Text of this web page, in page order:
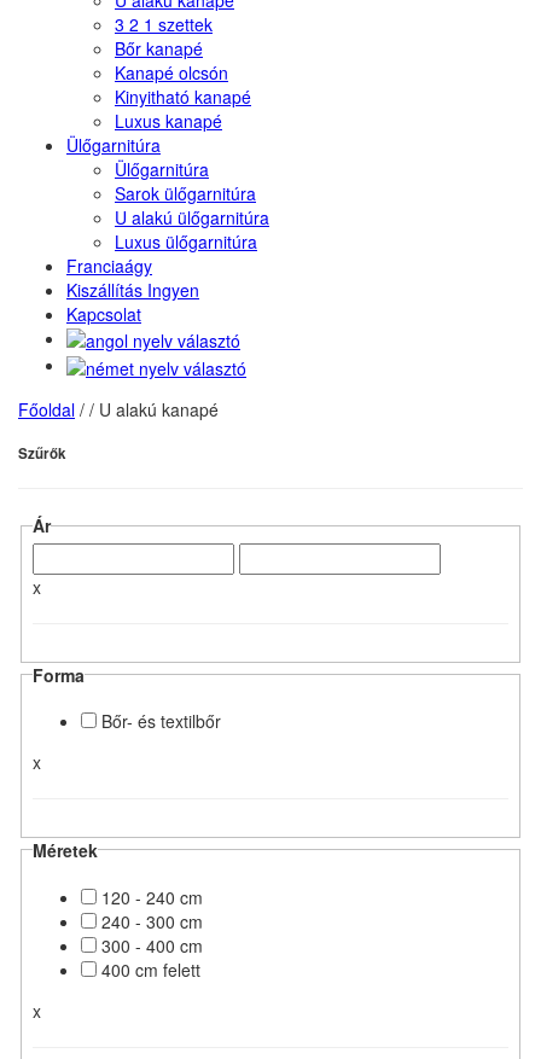
3 2 1 szettek
Bőr kanapé
Kanapé olcsón
Kinyitható kanapé
Luxus kanapé
Ülőgarnitúra
Ülőgarnitúra
Sarok ülőgarnitúra
U alakú ülőgarnitúra
Luxus ülőgarnitúra
Franciaágy
Kiszállítás Ingyen
Kapcsolat
Főoldal / / U alakú kanapé
Szűrők
Ár
x
Forma
Bőr- és textilbőr
x
Méretek
120 - 240 cm
240 - 300 cm
300 - 400 cm
400 cm felett
x